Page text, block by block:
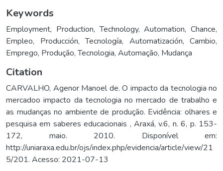
Keywords
Employment, Production,Technology,Automation, Chance,
Empleo, Producción,Tecnología, Automatización, Cambio,
Emprego, Produção,Tecnologia, Automação, Mudança
Citation
CARVALHO, Agenor Manoel de. O impacto da tecnologia no
mercadoo impacto da tecnologia no mercado de trabalho e
as mudanças no ambiente de produção. Evidência: olhares e
pesquisa em saberes educacionais , Araxá, v.6, n. 6, p. 153-
172, maio. 2010. Disponível em:
http://uniaraxa.edu.br/ojs/index.php/evidencia/article/view/21
5/201. Acesso: 2021-07-13